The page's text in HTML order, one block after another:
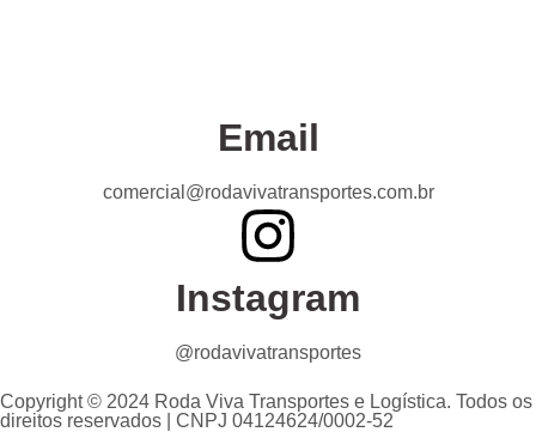
Email
comercial@rodavivatransportes.com.br
Instagram
@rodavivatransportes
Copyright © 2024 Roda Viva Transportes e Logística. Todos os
direitos reservados | CNPJ 04124624/0002-52